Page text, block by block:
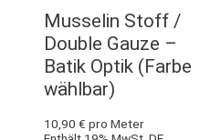
Musselin Stoff /
Double Gauze –
Batik Optik (Farbe
wählbar)
10,90 € pro Meter